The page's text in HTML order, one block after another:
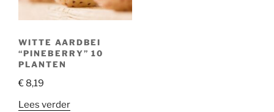
WITTE AARDBEI
“PINEBERRY” 10
PLANTEN
€ 8,19
Lees verder